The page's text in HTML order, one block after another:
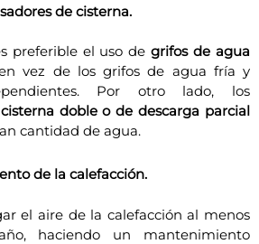
de cisterna.
preferible el uso degrifos de agua
vez de los grifos de agua fría y
Por otro lado, los
doble o de descarga parcial
cantidad de agua.
de la calefacción.
el aire de la calefacción al menos
haciendo un mantenimiento